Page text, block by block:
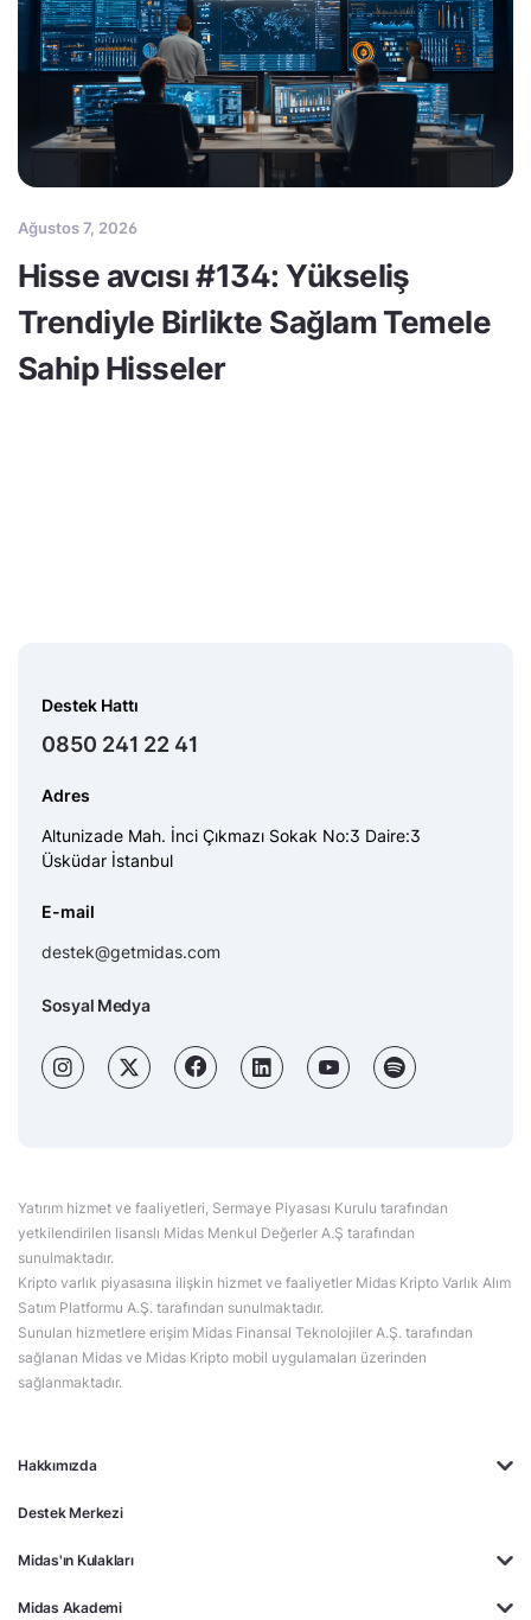
Ağustos 7, 2026
Hisse avcısı #134: Yükseliş
Trendiyle Birlikte Sağlam Temele
Sahip Hisseler
Hakkımızda
Destek Merkezi
Midas'ın Kulakları
Midas Akademi
Destek Hattı
0850 241 22 41
Adres
Altunizade Mah. İnci Çıkmazı Sokak No:3 Daire:3
Üsküdar İstanbul
E-mail
destek@getmidas.com
Sosyal Medya
Yatırım hizmet ve faaliyetleri, Sermaye Piyasası Kurulu tarafından
yetkilendirilen lisanslı Midas Menkul Değerler A.Ş tarafından
sunulmaktadır.
Kripto varlık piyasasına ilişkin hizmet ve faaliyetler Midas Kripto Varlık Alım
Satım Platformu A.Ş. tarafından sunulmaktadır.
Sunulan hizmetlere erişim Midas Finansal Teknolojiler A.Ş. tarafından
sağlanan Midas ve Midas Kripto mobil uygulamaları üzerinden
sağlanmaktadır.